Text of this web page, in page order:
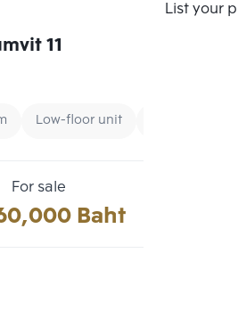
List your
11
Low-floor unit
For sale
Baht